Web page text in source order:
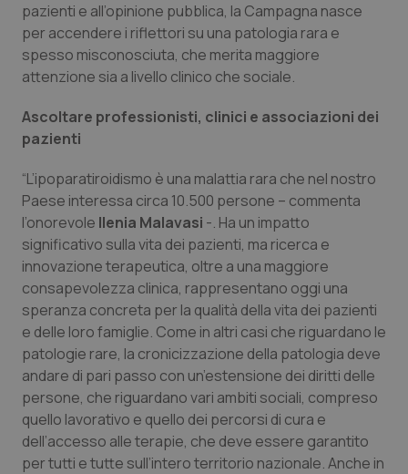
Molise
Piemonte
Provincia Autonoma di Bolzano
Puglia
Sardegna
Sicilia
Toscana
Umbria
Valle D’Aosta
Epatiti
HIV
Infezioni & Febbre
Malattie rare
Malattia di Crohn & Rettocolite Ulcerosa
Neuroscienze & patologie neurodegenerative
Obesità
Oftalmologia
Oncodermatologia
pazienti e all’opinione pubblica, la Campagna nasce
per accendere i riflettori su una patologia rara e
spesso misconosciuta, che merita maggiore
attenzione sia a livello clinico che sociale.
Ascoltare professionisti, clinici e associazioni dei
pazienti
“L’ipoparatiroidismo è una malattia rara che nel nostro
Paese interessa circa 10.500 persone – commenta
l’onorevole Ilenia Malavasi -. Ha un impatto
significativo sulla vita dei pazienti, ma ricerca e
innovazione terapeutica, oltre a una maggiore
consapevolezza clinica, rappresentano oggi una
speranza concreta per la qualità della vita dei pazienti
e delle loro famiglie. Come in altri casi che riguardano le
patologie rare, la cronicizzazione della patologia deve
andare di pari passo con un’estensione dei diritti delle
persone, che riguardano vari ambiti sociali, compreso
quello lavorativo e quello dei percorsi di cura e
dell’accesso alle terapie, che deve essere garantito
per tutti e tutte sull’intero territorio nazionale. Anche in